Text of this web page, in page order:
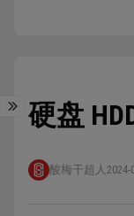
硬盘
酸梅干超人 2024-